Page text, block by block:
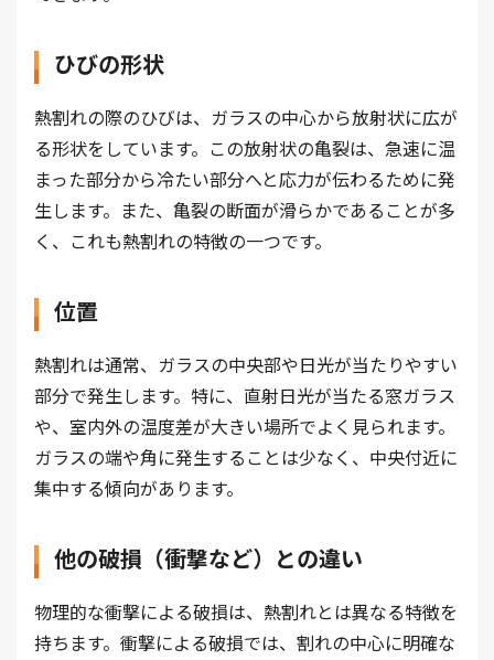
ひびの形状
熱割れの際のひびは、ガラスの中心から放射状に広が
る形状をしています。この放射状の亀裂は、急速に温
まった部分から冷たい部分へと応力が伝わるために発
生します。また、亀裂の断面が滑らかであることが多
く、これも熱割れの特徴の一つです。
位置
熱割れは通常、ガラスの中央部や日光が当たりやすい
部分で発生します。特に、直射日光が当たる窓ガラス
や、室内外の温度差が大きい場所でよく見られます。
ガラスの端や角に発生することは少なく、中央付近に
集中する傾向があります。
他の破損（衝撃など）との違い
物理的な衝撃による破損は、熱割れとは異なる特徴を
持ちます。衝撃による破損では、割れの中心に明確な